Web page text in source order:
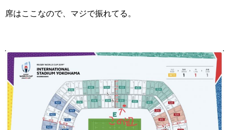
席はここなので、マジで振れてる。